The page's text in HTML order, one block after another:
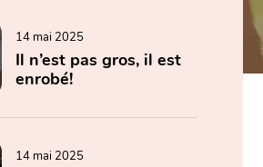
14 mai 2025
Il n’est pas gros, il est
enrobé!
14 mai 2025